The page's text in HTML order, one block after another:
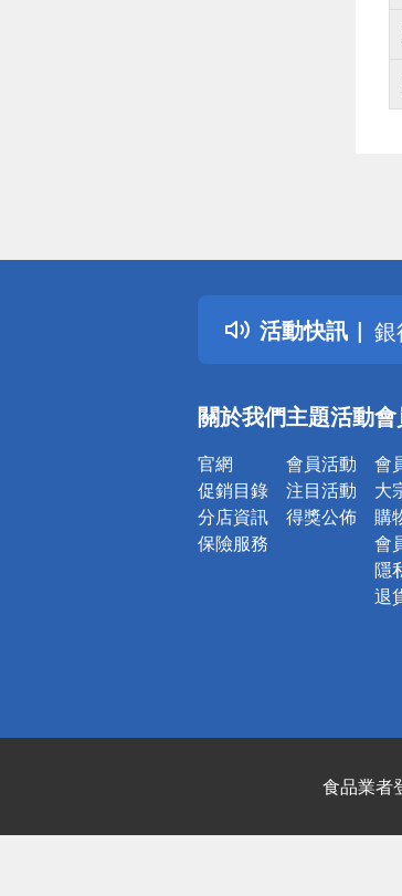
活動快訊
關於我們
官網
促銷目錄
分店資訊
保險服務
主題活動
會員活動
注目活動
得獎公佈
會
大
購
會
隱
退
食品業者